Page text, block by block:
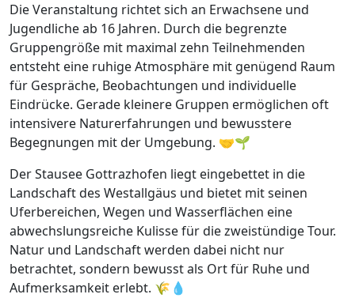
Die Veranstaltung richtet sich an Erwachsene und
Jugendliche ab 16 Jahren. Durch die begrenzte
Gruppengröße mit maximal zehn Teilnehmenden
entsteht eine ruhige Atmosphäre mit genügend Raum
für Gespräche, Beobachtungen und individuelle
Eindrücke. Gerade kleinere Gruppen ermöglichen oft
intensivere Naturerfahrungen und bewusstere
Begegnungen mit der Umgebung. 🤝🌱
Der Stausee Gottrazhofen liegt eingebettet in die
Landschaft des Westallgäus und bietet mit seinen
Uferbereichen, Wegen und Wasserflächen eine
abwechslungsreiche Kulisse für die zweistündige Tour.
Natur und Landschaft werden dabei nicht nur
betrachtet, sondern bewusst als Ort für Ruhe und
Aufmerksamkeit erlebt. 🌾💧